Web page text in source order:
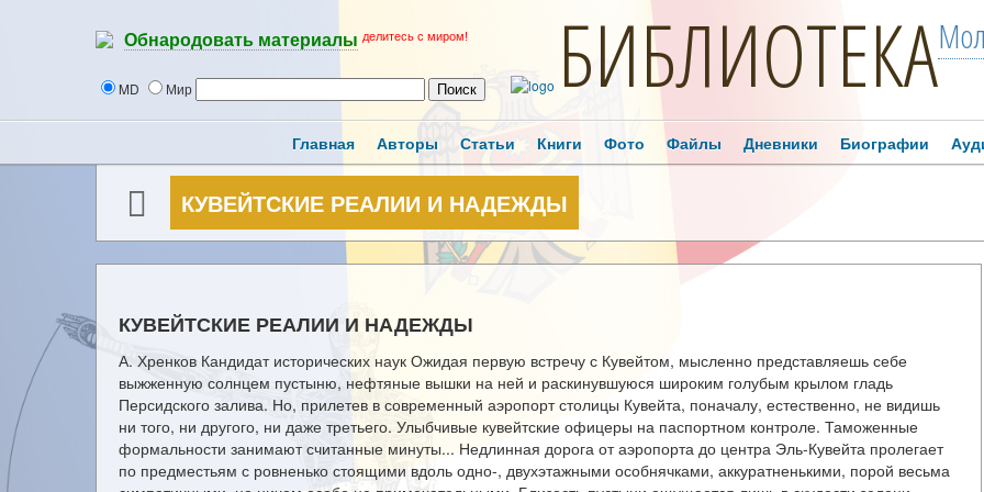
Обнародовать материалы делитесь с миром!
MD Мир БИБЛИОТЕКА
Главная Авторы Статьи Книги Фото Файлы Дневники Биографии
КУВЕЙТСКИЕ РЕАЛИИ И НАДЕЖДЫ
КУВЕЙТСКИЕ РЕАЛИИ И НАДЕЖДЫ
А. Хренков Кандидат исторических наук Ожидая первую встречу с Кувейтом, мысленно представляешь себе
выжженную солнцем пустыню, нефтяные вышки на ней и раскинувшуюся широким голубым крылом гладь
Персидского залива. Но, прилетев в современный аэропорт столицы Кувейта, поначалу, естественно, не видишь
ни того, ни другого, ни даже третьего. Улыбчивые кувейтские офицеры на паспортном контроле. Таможенные
формальности занимают считанные минуты... Недлинная дорога от аэропорта до центра Эль-Кувейта пролегает
по предместьям с ровненько стоящими вдоль одно-, двухэтажными особнячками, аккуратненькими, порой весьма